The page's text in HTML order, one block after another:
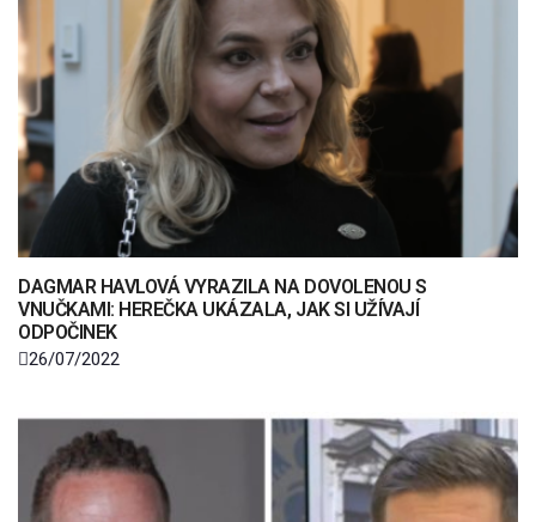
DAGMAR HAVLOVÁ VYRAZILA NA DOVOLENOU S
VNUČKAMI: HEREČKA UKÁZALA, JAK SI UŽÍVAJÍ
ODPOČINEK
26/07/2022